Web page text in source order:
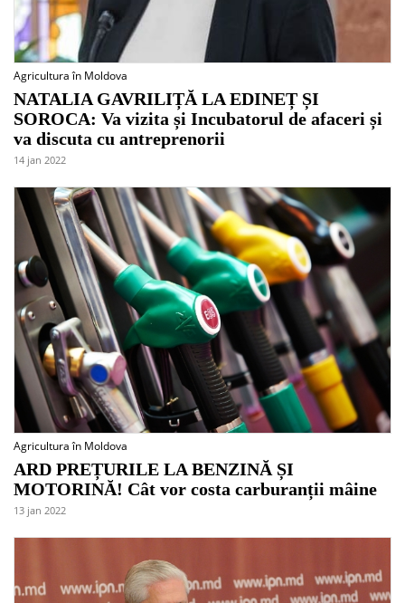
Agricultura în Moldova
NATALIA GAVRILIȚĂ LA EDINEȚ ȘI
SOROCA: Va vizita și Incubatorul de afaceri și
va discuta cu antreprenorii
14 jan 2022
Agricultura în Moldova
ARD PREȚURILE LA BENZINĂ ȘI
MOTORINĂ! Cât vor costa carburanții mâine
13 jan 2022